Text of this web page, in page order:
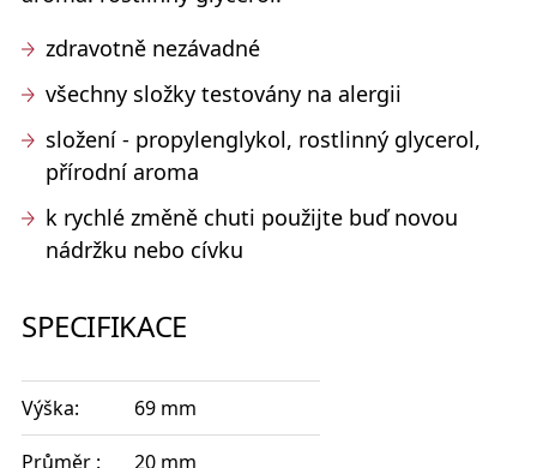
zdravotně nezávadné
všechny složky testovány na alergii
složení - propylenglykol, rostlinný glycerol,
přírodní aroma
k rychlé změně chuti použijte buď novou
nádržku nebo cívku
SPECIFIKACE
Výška: 69 mm
Průměr : 20 mm